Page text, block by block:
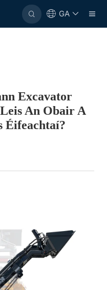
GA
Excavator
An Obair A
Éifeachtaí?